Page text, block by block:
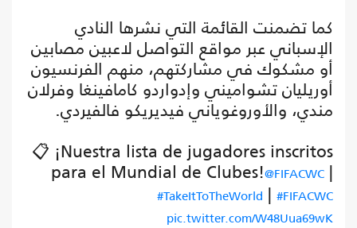
كما تضمنت القائمة التي نشرها النادي
الإسباني عبر مواقع التواصل لاعبين مصابين
أو مشكوك في مشاركتهم، منهم الفرنسيون
أوريليان تشواميني وإدواردو كامافينغا وفرلان
مندي، والأوروغوياني فيديريكو فالفيردي.
📋 ¡Nuestra lista de jugadores inscritos
para el Mundial de Clubes!@FIFACWC |
#TakeItToTheWorld | #FIFACWC
pic.twitter.com/W48Uua69wK